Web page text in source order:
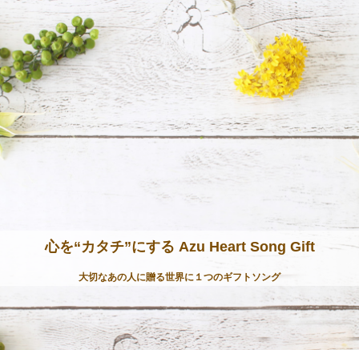
心を“カタチ”にする Azu Heart Song Gift
大切なあの人に贈る世界に１つのギフトソング